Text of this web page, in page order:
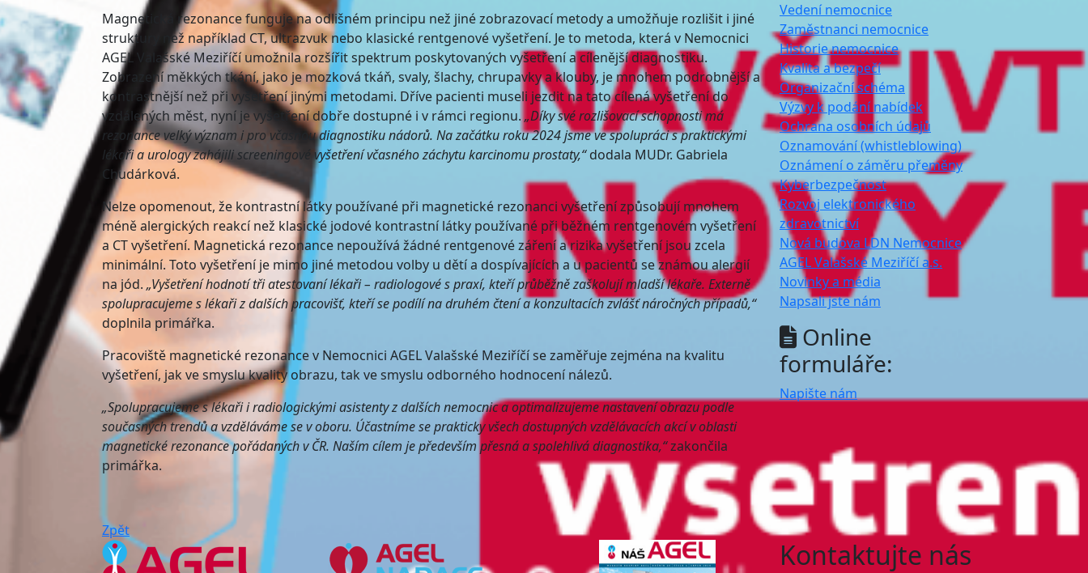
Magnetická rezonance funguje na odlišném principu než jiné zobrazovací metody a umožňuje rozlišit i jiné
struktury než například CT, ultrazvuk nebo klasické rentgenové vyšetření. Je to metoda, která v Nemocnici
AGEL Valašské Meziříčí umožnila rozšířit spektrum poskytovaných vyšetření a cílenější diagnostiku.
Zobrazení měkkých tkání, jako je mozková tkáň, svaly, šlachy, chrupavky a klouby, je mnohem podrobnější a
kontrastnější než při vyšetření jinými metodami. Dříve pacienti museli jezdit na tato cílená vyšetření do
vzdálených měst, nyní je vyšetření dobře dostupné i v rámci regionu. „Díky své rozlišovací schopnosti má
rezonance velký význam i pro včasnou diagnostiku nádorů. Na začátku roku 2024 jsme ve spolupráci s praktickými
lékaři a urology zahájili screeningové vyšetření včasného záchytu karcinomu prostaty,“dodala MUDr. Gabriela
Chudárková.
Nelze opomenout, že kontrastní látky používané při magnetické rezonanci vyšetření způsobují mnohem
méně alergických reakcí než klasické jodové kontrastní látky používané při běžném rentgenovém vyšetření
a CT vyšetření. Magnetická rezonance nepoužívá žádné rentgenové záření a rizika vyšetření jsou zcela
minimální. Toto vyšetření je mimo jiné metodou volby u dětí a dospívajících a u pacientů se známou alergií
na jód. „Vyšetření hodnotí tři atestovaní lékaři – radiologové s praxí, kteří průběžně zaškolují mladší lékaře. Externě
spolupracujeme s lékaři z dalších pracovišť, kteří se podílí na druhém čtení a konzultacích zvlášť náročných případů,“
doplnila primářka.
Pracoviště magnetické rezonance v Nemocnici AGEL Valašské Meziříčí se zaměřuje zejména na kvalitu
vyšetření, jak ve smyslu kvality obrazu, tak ve smyslu odborného hodnocení nálezů.
„Spolupracujeme s lékaři i radiologickými asistenty z dalších nemocnic a optimalizujeme nastavení obrazu podle
současných trendů a vzděláváme se v oboru. Účastníme se prakticky všech dostupných vzdělávacích akcí v oblasti
magnetické rezonance pořádaných v ČR. Naším cílem je především přesná a spolehlivá diagnostika,“zakončila
primářka.
Zpět
Vedení nemocnice
Zaměstnanci nemocnice
Historie nemocnice
Kvalita a bezpečí
Organizační schéma
Výzvy k podání nabídek
Ochrana osobních údajů
Oznamování (whistleblowing)
Oznámení o záměru přeměny
Kyberbezpečnost
Rozvoj elektronického
zdravotnictví
Nová budova LDN Nemocnice
AGEL Valašské Meziříčí a.s.
Novinky a média
Napsali jste nám
Online
formuláře:
Napište nám
Kontaktujte nás